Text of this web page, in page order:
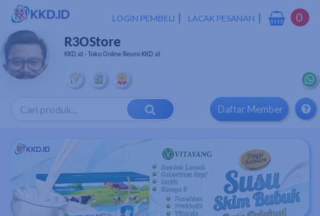
LOGIN PEMBELI | LACAK PESANAN | 0
R3OStore
KKD.id - Toko Online Resmi KKD.id
Daftar Member